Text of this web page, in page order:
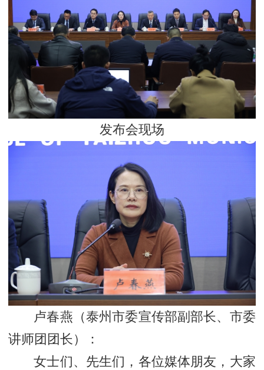
发布会现场
卢春燕（泰州市委宣传部副部长、市委
讲师团团长）：
女士们、先生们，各位媒体朋友，大家